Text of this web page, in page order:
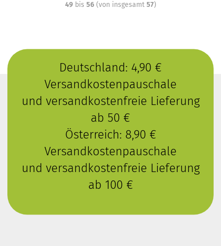
49bis 56(von insgesamt 57)
Deutschland: 4,90 €
Versandkostenpauschale
und versandkostenfreie Lieferung
ab 50 €
Österreich: 8,90 €
Versandkostenpauschale
und versandkostenfreie Lieferung
ab 100 €